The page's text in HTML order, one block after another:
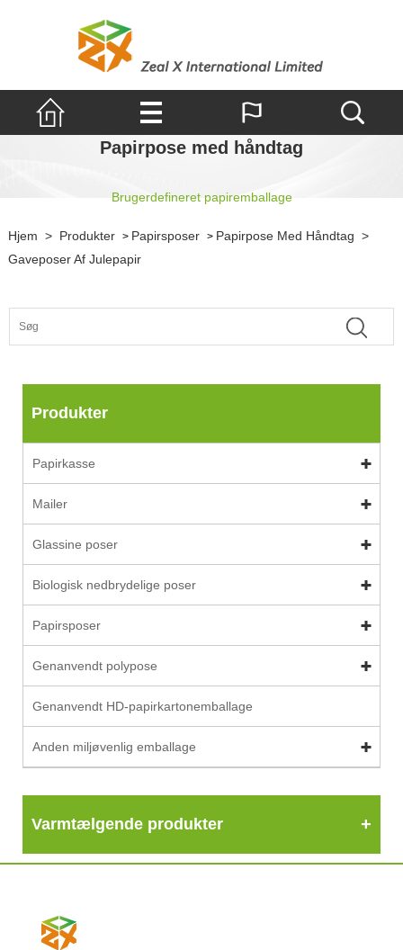
Papirpose med håndtag
Brugerdefineret papiremballage
Hjem > Produkter > Papirsposer > Papirpose Med Håndtag >
Gaveposer Af Julepapir
Produkter
Papirkasse
Mailer
Glassine poser
Biologisk nedbrydelige poser
Papirsposer
Genanvendt polypose
Genanvendt HD-papirkartonemballage
Anden miljøvenlig emballage
Varmtælgende produkter